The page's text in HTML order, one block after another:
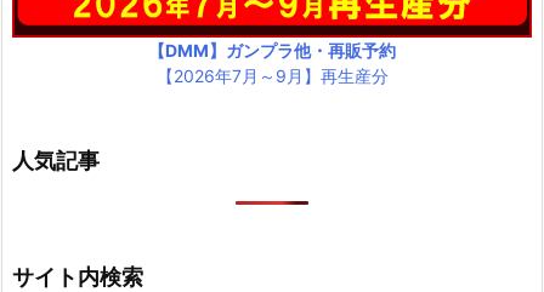
【DMM】ガンプラ他・再販予約
【2026年7月～9月】再生産分
人気記事
サイト内検索